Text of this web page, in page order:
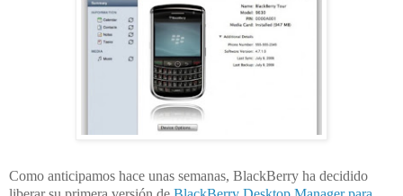
Como anticipamos hace unas semanas, BlackBerry ha decidido